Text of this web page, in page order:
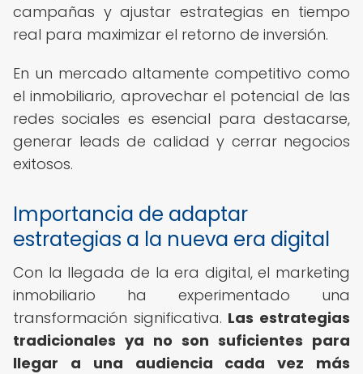
campañas y ajustar estrategias en tiempo
real para maximizar el retorno de inversión.
En un mercado altamente competitivo como
el inmobiliario, aprovechar el potencial de las
redes sociales es esencial para destacarse,
generar leads de calidad y cerrar negocios
exitosos.
Importancia de adaptar
estrategias a la nueva era digital
Con la llegada de la era digital, el marketing
inmobiliario ha experimentado una
transformación significativa. Las estrategias
tradicionales ya no son suficientes para
llegar a una audiencia cada vez más